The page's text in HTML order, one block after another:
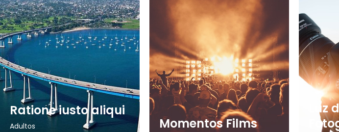
Ratione iusto aliqui
Adultos
Momentos Films
Luz